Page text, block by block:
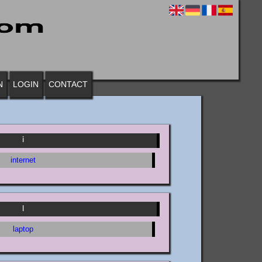
LOGIN CONTACT
i
internet
laptop